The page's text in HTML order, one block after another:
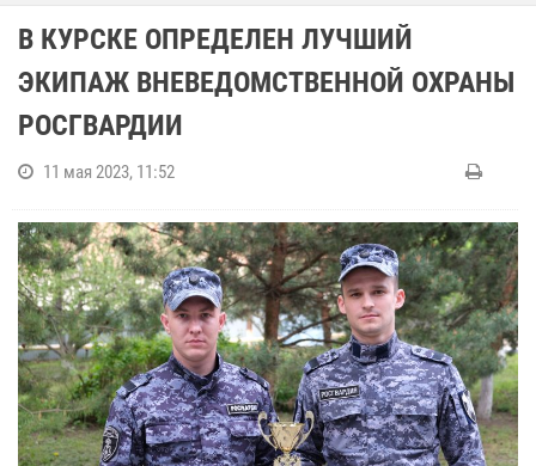
В КУРСКЕ ОПРЕДЕЛЕН ЛУЧШИЙ
ЭКИПАЖ ВНЕВЕДОМСТВЕННОЙ ОХРАНЫ
РОСГВАРДИИ
11 мая 2023, 11:52